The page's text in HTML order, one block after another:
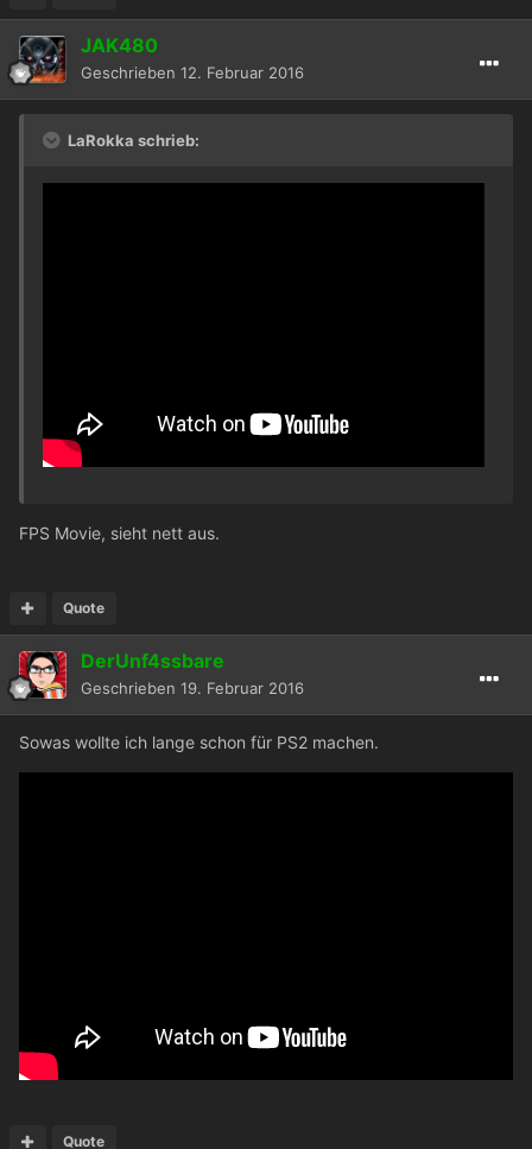
JAK480
Geschrieben 12. Februar 2016
LaRokka schrieb:
FPS Movie, sieht nett aus.
Quote
DerUnf4ssbare
Geschrieben 19. Februar 2016
Sowas wollte ich lange schon für PS2 machen.
Quote